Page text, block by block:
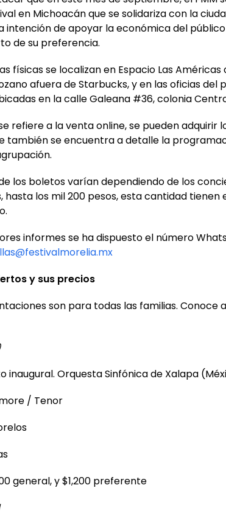
en Michoacán que se solidariza con la
intención de apoyar la económica del
de su preferencia.
físicas se localizan en Espacio Las
afuera de Starbucks, y en las oficias del
en la calle Galeana #36, colonia
refiere a la venta online, se pueden adquirir
también se encuentra a detalle la
los boletos varían dependiendo de los
hasta los mil 200 pesos, esta cantidad tienen
informes se ha dispuesto el número
y sus precios
son para todas las familias. Conoce
inaugural. Orquesta Sinfónica de Xalapa
/ Tenor
general, y $1,200 preferente